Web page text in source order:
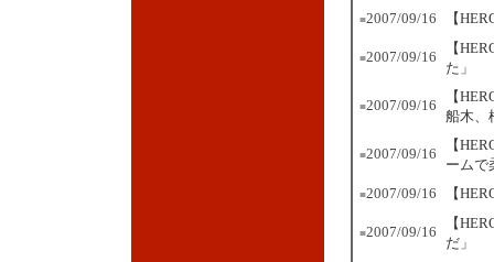
■2007/09/16 【
■2007/09/16
【
た」
■2007/09/16
【
船木、
■2007/09/16
【
ームで
■2007/09/16 【
■2007/09/16
【
だ」